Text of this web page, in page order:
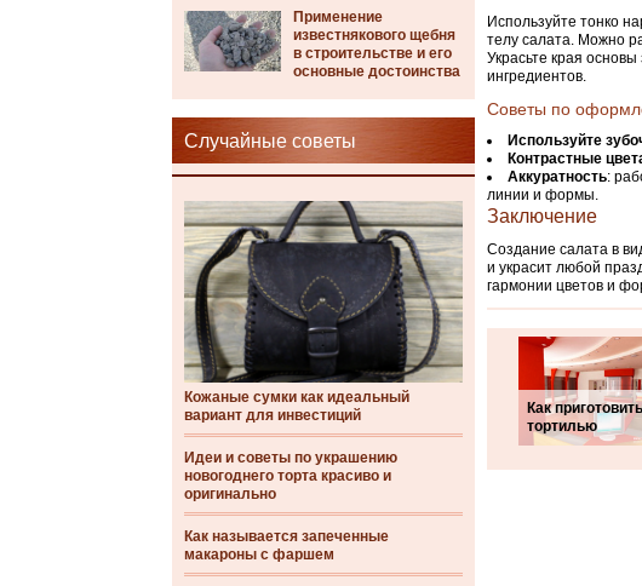
Применение
известнякового щебня
в строительстве и его
основные достоинства
Случайные советы
Кожаные сумки как идеальный
вариант для инвестиций
Идеи и советы по украшению
новогоднего торта красиво и
оригинально
Как называется запеченные
макароны с фаршем
Используйте тонко
телу салата. Можно
Украсьте края
ингредиентов.
Советы по
Используйте
Контрастные
Аккуратность:
линии и формы.
Заключение
Создание салата в
и украсит любой
гармонии цветов и
Как приготовить
тортилью